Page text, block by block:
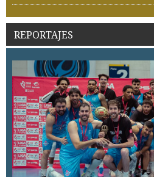
REPORTAJES